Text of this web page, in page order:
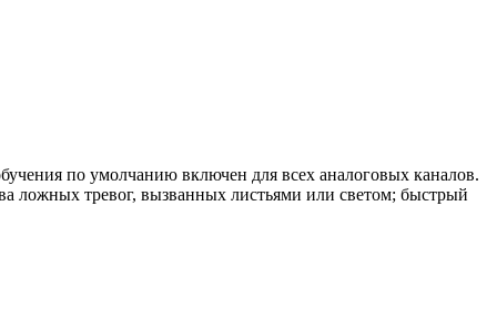
по умолчанию включен для всех аналоговых каналов.
ложных тревог, вызванных листьями или светом; быстрый